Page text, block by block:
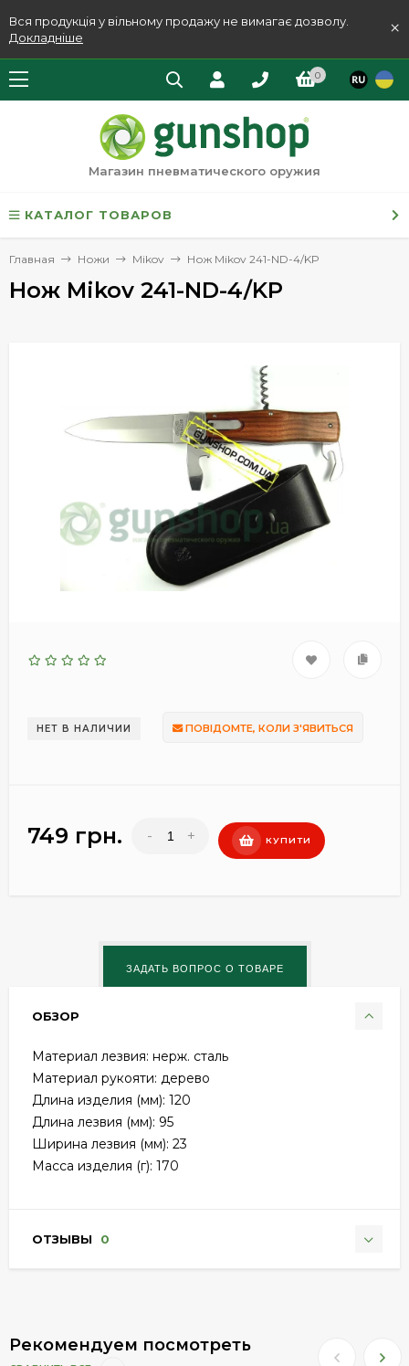
Вся продукція у вільному продажу не вимагає дозволу.
Докладніше
×
0
Магазин пневматического оружия
КАТАЛОГ ТОВАРОВ
Главная Ножи Mikov Нож Mikov 241-ND-4/KP
Нож Mikov 241-ND-4/KP
НЕТ В НАЛИЧИИ ПОВІДОМТЕ, КОЛИ З'ЯВИТЬСЯ
749 грн. - + КУПИТИ
ОБЗОР
Материал лезвия: нерж. сталь
Материал рукояти: дерево
Длина изделия (мм): 120
Длина лезвия (мм): 95
Ширина лезвия (мм): 23
Масса изделия (г): 170
ОТЗЫВЫ 0
Рекомендуем посмотреть